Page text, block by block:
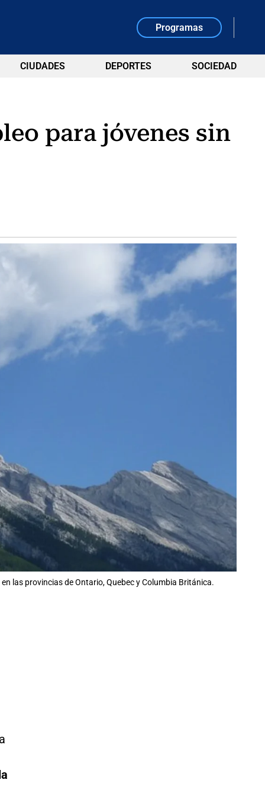
Programas
CIUDADES DEPORTES SOCIEDAD
para jóvenes sin
las provincias de Ontario, Quebec y Columbia Británica.